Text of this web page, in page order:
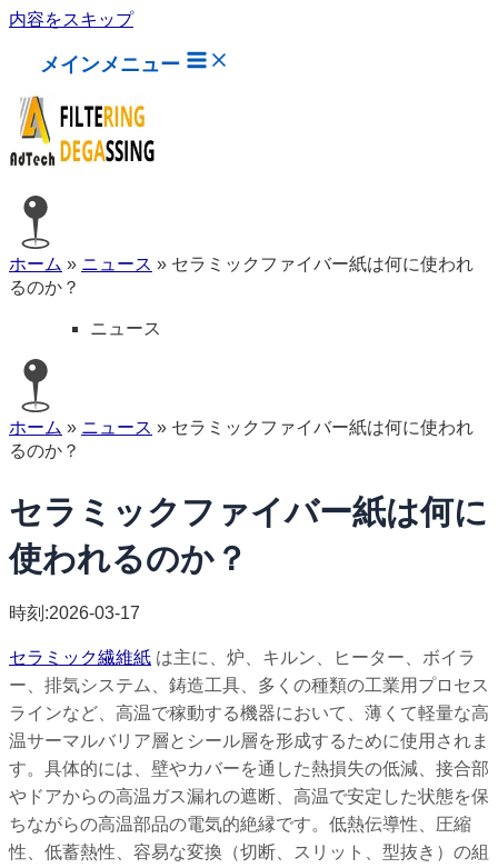
内容をスキップ
メインメニュー
ホーム » ニュース » セラミックファイバー紙は何に使われ
るのか？
ニュース
ホーム » ニュース » セラミックファイバー紙は何に使われ
るのか？
セラミックファイバー紙は何に
使われるのか？
時刻:2026-03-17
セラミック繊維紙 は主に、炉、キルン、ヒーター、ボイラ
ー、排気システム、鋳造工具、多くの種類の工業用プロセス
ラインなど、高温で稼動する機器において、薄くて軽量な高
温サーマルバリア層とシール層を形成するために使用されま
す。具体的には、壁やカバーを通した熱損失の低減、接合部
やドアからの高温ガス漏れの遮断、高温で安定した状態を保
ちながらの高温部品の電気的絶縁です。低熱伝導性、圧縮
性、低蓄熱性、容易な変換（切断、スリット、型抜き）の組